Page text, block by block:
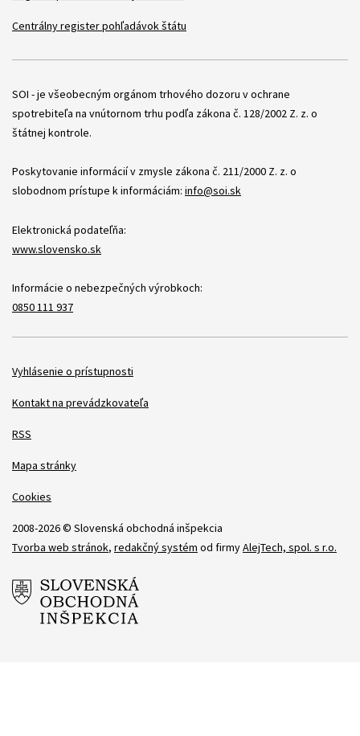
Centrálny register pohľadávok štátu
Položky
SOI - je všeobecným orgánom trhového dozoru v ochrane
spotrebiteľa na vnútornom trhu podľa zákona č. 128/2002 Z. z. o
štátnej kontrole.
Poskytovanie informácií v zmysle zákona č. 211/2000 Z. z. o
slobodnom prístupe k informáciám: info@soi.sk
Elektronická podateľňa:
www.slovensko.sk
Informácie o nebezpečných výrobkoch:
0850 111 937
Položky
Vyhlásenie o prístupnosti
Kontakt na prevádzkovateľa
RSS
Mapa stránky
Cookies
2008-2026 © Slovenská obchodná inšpekcia
Tvorba web stránok, redakčný systém od firmyAlejTech, spol. s r.o.